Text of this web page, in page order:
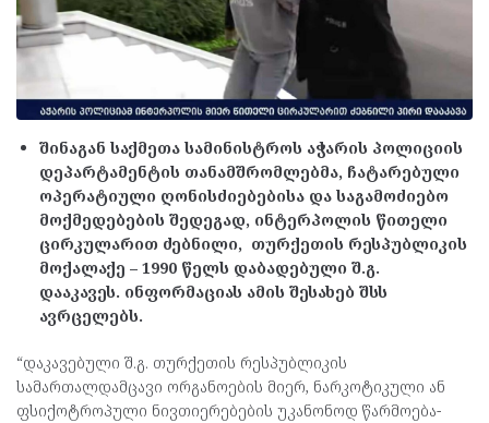
შინაგან საქმეთა სამინისტროს აჭარის პოლიციის
დეპარტამენტის თანამშრომლებმა, ჩატარებული
ოპერატიული ღონისძიებებისა და საგამოძიებო
მოქმედებების შედეგად, ინტერპოლის წითელი
ცირკულარით ძებნილი, თურქეთის რესპუბლიკის
მოქალაქე – 1990 წელს დაბადებული შ.გ.
დააკავეს. ინფორმაციას ამის შესახებ შსს
ავრცელებს.
“დაკავებული შ.გ. თურქეთის რესპუბლიკის
სამართალდამცავი ორგანოების მიერ, ნარკოტიკული ან
ფსიქოტროპული ნივთიერებების უკანონოდ წარმოება-